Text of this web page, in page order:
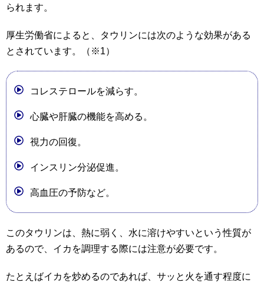
られます。
厚生労働省によると、タウリンには次のような効果がある
とされています。（※1）
コレステロールを減らす。
心臓や肝臓の機能を高める。
視力の回復。
インスリン分泌促進。
高血圧の予防など。
このタウリンは、熱に弱く、水に溶けやすいという性質が
あるので、イカを調理する際には注意が必要です。
たとえばイカを炒めるのであれば、サッと火を通す程度に